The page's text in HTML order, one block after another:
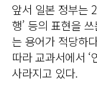
앞서 일본 정부는
행’ 등의 표현을
는 용어가 적당하
따라 교과서에서 ‘
사라지고 있다.